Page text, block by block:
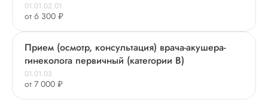
01.01.02.01
от 6 300 ₽
Прием (осмотр, консультация) врача-акушера-
гинеколога первичный (категории В)
01.01.03
от 7 000 ₽